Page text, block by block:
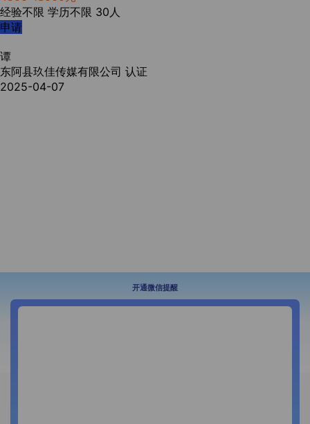
经验不限 学历不限 30人
申请
谭
东阿县玖佳传媒有限公司 认证
2025-04-07
开通微信提醒